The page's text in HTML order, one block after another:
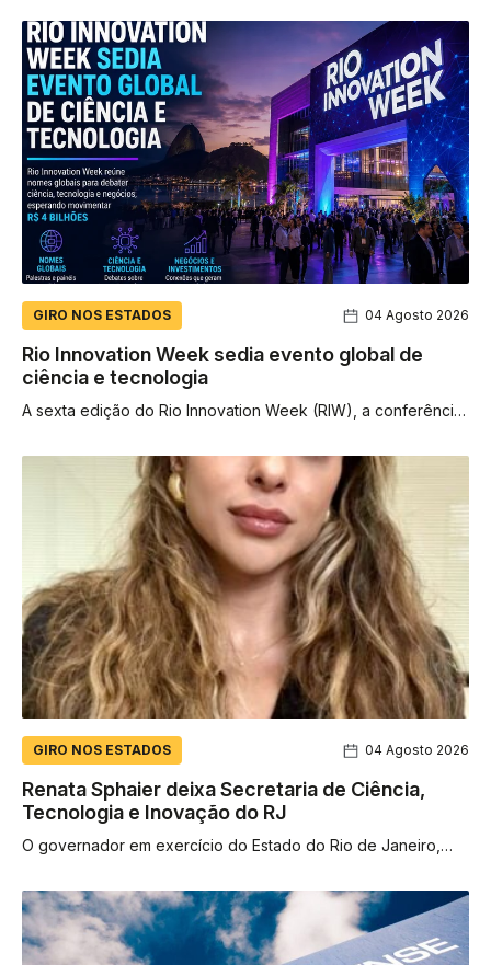
segundo semestre de 2026, já podem...
GIRO NOS ESTADOS 04 Agosto 2026
Rio Innovation Week sedia evento global de
ciência e tecnologia
A sexta edição do Rio Innovation Week (RIW), a conferência
7...
GIRO NOS ESTADOS 04 Agosto 2026
Renata Sphaier deixa Secretaria de Ciência,
Tecnologia e Inovação do RJ
O governador em exercício do Estado do Rio de Janeiro,
de...